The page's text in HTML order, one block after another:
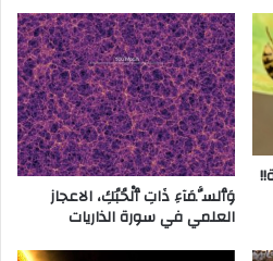
وَٱلسَّمَآءِ ذَاتِ ٱلْحُبُكِ، الاعجاز
العلمي في سورة الذاريات